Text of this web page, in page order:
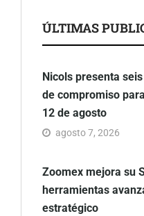
ÚLTIMAS
Nicols presenta
de compromiso
12 de agosto
agosto 7, 2026
Zoomex mejora su
herramientas
estratégico